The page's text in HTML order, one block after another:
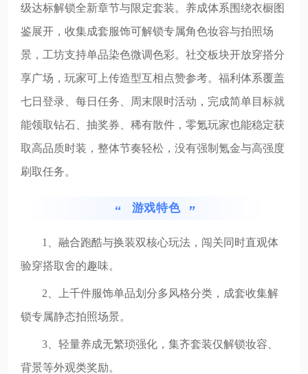
级达标解锁全新章节与限定套装。养成体系围绕衣橱图
鉴展开，收集成套服饰可解锁专属角色妆容与拍照场
景，工坊支持单品染色微调色彩。社交板块开放穿搭分
享广场，玩家可上传造型互相点赞参考。福利体系覆盖
七日登录、每日任务、周末限时活动，完成简单目标就
能领取钻石、抽奖券、稀有散件，零氪玩家也能稳定获
取高品质时装，整体节奏轻松，没有强制氪金与高强度
刷取任务。
游戏特色
1、融合跑酷与换装双核心玩法，闯关同时直观体
验穿搭取舍的趣味。
2、上千件服饰单品划分多风格分类，成套收集解
锁专属静态拍照场景。
3、轻量养成无繁琐强化，集齐套装仅解锁妆容、
背景等外观类奖励。